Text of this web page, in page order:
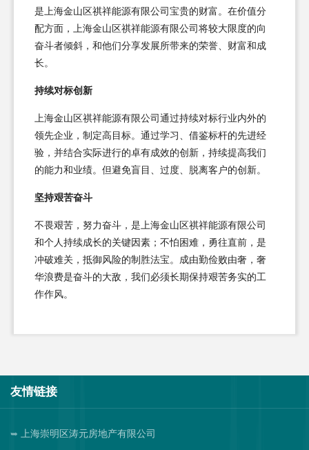
是上海金山区祺祥能源有限公司宝贵的财富。在价值分
配方面，上海金山区祺祥能源有限公司将较大限度的向
奋斗者倾斜，和他们分享发展所带来的荣誉、财富和成
长。
持续对标创新
上海金山区祺祥能源有限公司通过持续对标行业内外的
领先企业，制定高目标。通过学习、借鉴标杆的先进经
验，并结合实际进行的卓有成效的创新，持续提高我们
的能力和业绩。但避免盲目、过度、脱离客户的创新。
坚持艰苦奋斗
不畏艰苦，努力奋斗，是上海金山区祺祥能源有限公司
和个人持续成长的关键因素；不怕困难，勇往直前，是
冲破难关，抵御风险的制胜法宝。成由勤俭败由奢，奢
华浪费是奋斗的大敌，我们必须长期保持艰苦务实的工
作作风。
友情链接
上海崇明区涛元房地产有限公司